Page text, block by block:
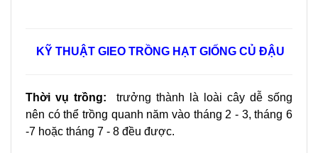
KỸ THUẬT GIEO TRỒNG HẠT GIỐNG CỦ ĐẬU
Thời vụ trồng:
trưởng thành là loài cây dễ sống
nên có thể trồng quanh năm vào tháng 2 - 3, tháng 6
-7 hoặc tháng 7 - 8 đều được.